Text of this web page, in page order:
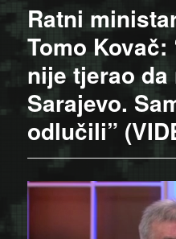
Ratni
Tomo Kovač:
nije tjerao da
Sarajevo.
odlučili”